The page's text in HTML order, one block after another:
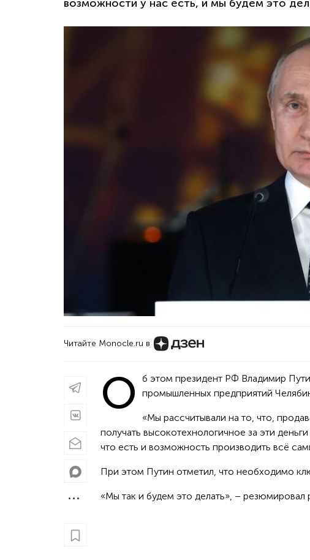
возможности у нас есть, и мы будем это
Читайте Monocle.ru в
О
б этом президент РФ Владимир
промышленных предприятий
«Мы рассчитывали на то, что,
получать высокотехнологичное за эти
что есть и возможность производить всё
При этом Путин отметил, что необходимо
«Мы так и будем это делать», – резюмировал